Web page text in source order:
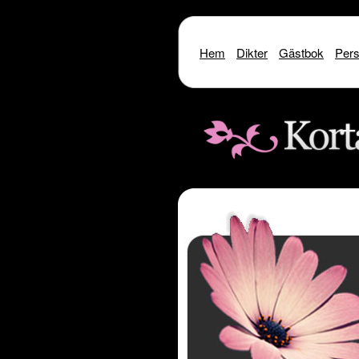
Warning: include() [function.include]: SSL
Warning
Warning
: include(http://
Warning : include() [
Hem Dikter Gästbok